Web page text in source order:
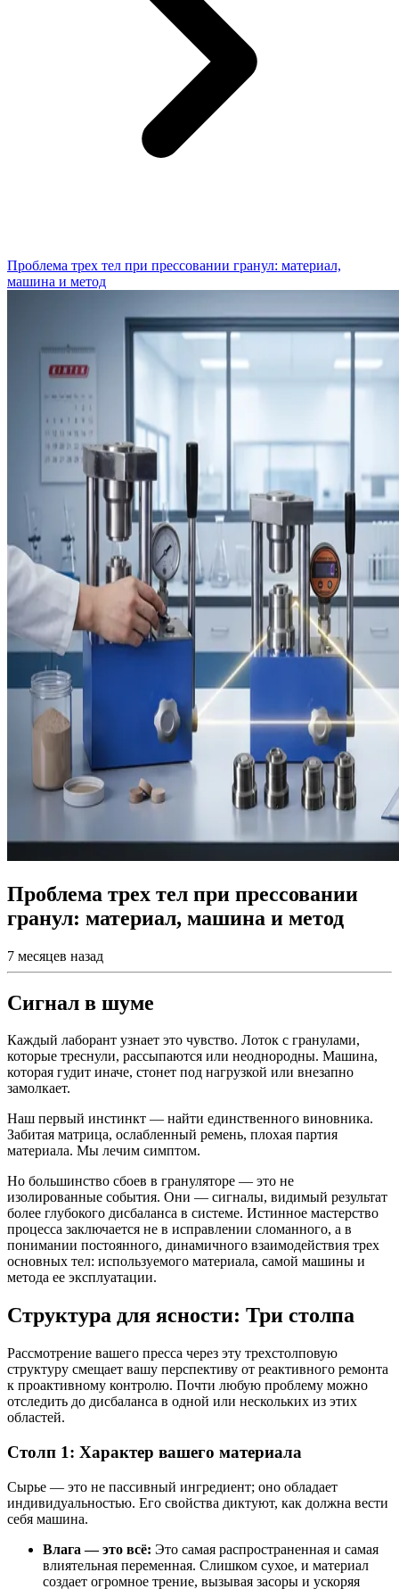
Проблема трех тел при прессовании гранул: материал,
машина и метод
Проблема трех тел при прессовании
гранул: материал, машина и метод
7 месяцев назад
Сигнал в шуме
Каждый лаборант узнает это чувство. Лоток с гранулами,
которые треснули, рассыпаются или неоднородны. Машина,
которая гудит иначе, стонет под нагрузкой или внезапно
замолкает.
Наш первый инстинкт — найти единственного виновника.
Забитая матрица, ослабленный ремень, плохая партия
материала. Мы лечим симптом.
Но большинство сбоев в грануляторе — это не
изолированные события. Они — сигналы, видимый результат
более глубокого дисбаланса в системе. Истинное мастерство
процесса заключается не в исправлении сломанного, а в
понимании постоянного, динамичного взаимодействия трех
основных тел: используемого материала, самой машины и
метода ее эксплуатации.
Структура для ясности: Три столпа
Рассмотрение вашего пресса через эту трехстолповую
структуру смещает вашу перспективу от реактивного ремонта
к проактивному контролю. Почти любую проблему можно
отследить до дисбаланса в одной или нескольких из этих
областей.
Столп 1: Характер вашего материала
Сырье — это не пассивный ингредиент; оно обладает
индивидуальностью. Его свойства диктуют, как должна вести
себя машина.
Влага — это всё: Это самая распространенная и самая
влиятельная переменная. Слишком сухое, и материал
создает огромное трение, вызывая засоры и ускоряя